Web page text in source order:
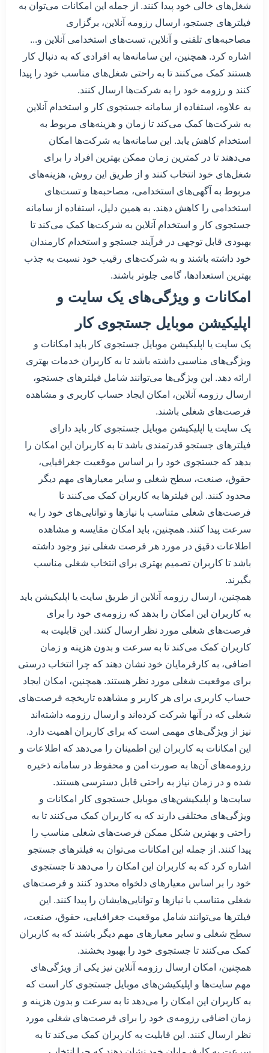
شغل‌های خالی خود پیدا کنند. از جمله این امکانات می‌توان به
فیلترهای جستجو، ارسال رزومه آنلاین، برگزاری
مصاحبه‌های تلفنی و آنلاین، تست‌های استخدامی آنلاین و...
اشاره کرد. همچنین، این سامانه‌ها به افرادی که به دنبال کار
هستند کمک می‌کنند تا به راحتی شغل‌های مناسب خود را پیدا
کنند و رزومه خود را به شرکت‌ها ارسال کنند.
به علاوه، استفاده از سامانه جستجوی کار و استخدام آنلاین
به شرکت‌ها کمک می‌کند تا زمان و هزینه‌های مربوط به
استخدام کاهش یابد. این سامانه‌ها به شرکت‌ها امکان
می‌دهند تا در کمترین زمان ممکن بهترین افراد را برای
شغل‌های خود انتخاب کنند و از طریق این روش، هزینه‌های
مربوط به آگهی‌های استخدامی، مصاحبه‌ها و تست‌های
استخدامی را کاهش دهند. به همین دلیل، استفاده از سامانه
جستجوی کار و استخدام آنلاین به شرکت‌ها کمک می‌کند تا
بهبودی قابل توجهی در فرآیند جستجو و استخدام کارمندان
خود داشته باشند و به شرکت‌های رقیب خود نسبت به جذب
بهترین استعدادها، گامی جلوتر باشند.
امکانات و ویژگی‌های یک سایت و
اپلیکیشن موبایل جستجوی کار
یک سایت یا اپلیکیشن موبایل جستجوی کار باید امکانات و
ویژگی‌های مناسبی داشته باشد تا به کاربران خدمات بهتری
ارائه دهد. این ویژگی‌ها می‌توانند شامل فیلتر‌های جستجو،
ارسال رزومه آنلاین، امکان ایجاد حساب کاربری و مشاهده
فرصت‌های شغلی باشند.
یک سایت یا اپلیکیشن موبایل جستجوی کار باید دارای
فیلتر‌های جستجو قدرتمندی باشد تا به کاربران این امکان را
بدهد که جستجوی خود را بر اساس موقعیت جغرافیایی،
حقوق، صنعت، سطح شغلی و سایر معیارهای مهم دیگر
محدود کنند. این فیلترها به کاربران کمک می‌کنند تا
فرصت‌های شغلی متناسب با نیازها و توانایی‌های خود را به
سرعت پیدا کنند. همچنین، باید امکان مقایسه و مشاهده
اطلاعات دقیق در مورد هر فرصت شغلی نیز وجود داشته
باشد تا کاربران تصمیم بهتری برای انتخاب شغلی مناسب
بگیرند.
همچنین، ارسال رزومه آنلاین از طریق سایت یا اپلیکیشن باید
به کاربران این امکان را بدهد که رزومه‌ی خود را برای
فرصت‌های شغلی مورد نظر ارسال کنند. این قابلیت به
کاربران کمک می‌کند تا به سرعت و بدون هزینه و زمان
اضافی، به کارفرمایان خود نشان دهند که چرا انتخاب درستی
برای موقعیت شغلی مورد نظر هستند. همچنین، امکان ایجاد
حساب کاربری برای هر کاربر و مشاهده تاریخچه فرصت‌های
شغلی که در آنها شرکت کرده‌اند و ارسال رزومه داشته‌اند
نیز از ویژگی‌های مهمی است که برای کاربران اهمیت دارد.
این امکانات به کاربران این اطمینان را می‌دهد که اطلاعات و
رزومه‌های آن‌ها به صورت امن و محفوظ در سامانه ذخیره
شده و در زمان نیاز به راحتی قابل دسترسی هستند.
سایت‌ها و اپلیکیشن‌های موبایل جستجوی کار امکانات و
ویژگی‌های مختلفی دارند که به کاربران کمک می‌کنند تا به
راحتی و بهترین شکل ممکن فرصت‌های شغلی مناسب را
پیدا کنند. از جمله این امکانات می‌توان به فیلتر‌های جستجو
اشاره کرد که به کاربران این امکان را می‌دهد تا جستجوی
خود را بر اساس معیارهای دلخواه محدود کنند و فرصت‌های
شغلی متناسب با نیازها و توانایی‌هایشان را پیدا کنند. این
فیلترها می‌توانند شامل موقعیت جغرافیایی، حقوق، صنعت،
سطح شغلی و سایر معیارهای مهم دیگر باشند که به کاربران
کمک می‌کنند تا جستجوی خود را بهبود بخشند.
همچنین، امکان ارسال رزومه آنلاین نیز یکی از ویژگی‌های
مهم سایت‌ها و اپلیکیشن‌های موبایل جستجوی کار است که
به کاربران این امکان را می‌دهد تا به سرعت و بدون هزینه و
زمان اضافی رزومه‌ی خود را برای فرصت‌های شغلی مورد
نظر ارسال کنند. این قابلیت به کاربران کمک می‌کند تا به